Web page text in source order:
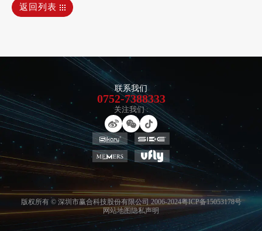
返回列表
联系我们
0752-7388333
关注我们 :
版权所有 © 深圳市赢合科技股份有限公司 2006-2024粤ICP备15053178号
网站地图隐私声明